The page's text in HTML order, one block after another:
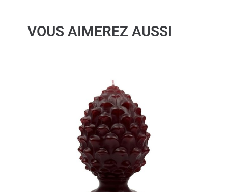
VOUS AIMEREZ AUSSI